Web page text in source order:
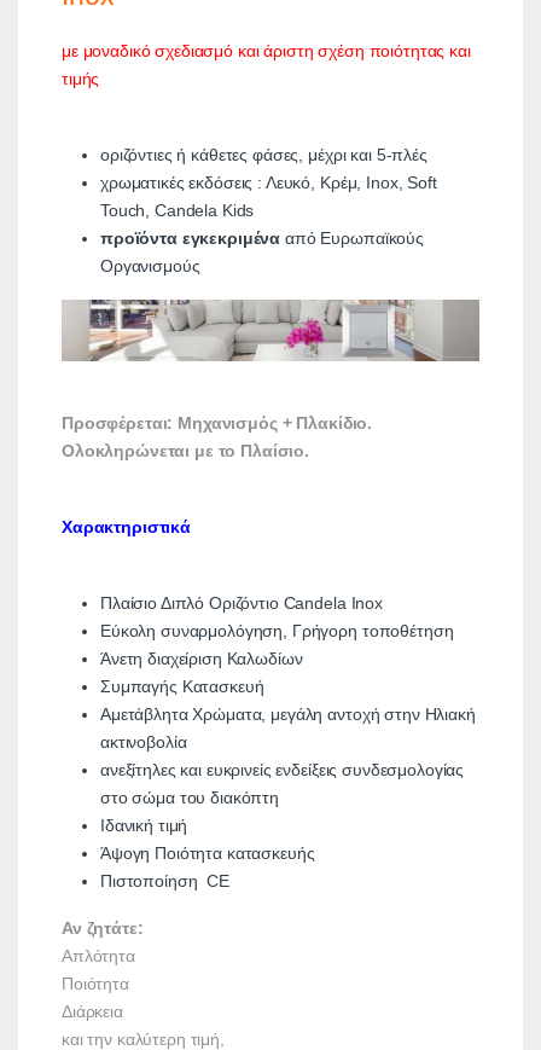
με μοναδικό σχεδιασμό και άριστη σχέση ποιότητας και
τιμής
οριζόντιες ή κάθετες φάσες, μέχρι και 5-πλές
χρωματικές εκδόσεις : Λευκό, Κρέμ, Inox, Soft
Touch, Candela Kids
προϊόντα εγκεκριμένα από Ευρωπαϊκούς
Οργανισμούς
Προσφέρεται: Μηχανισμός + Πλακίδιο.
Ολοκληρώνεται με το Πλαίσιο.
Χαρακτηριστικά
Πλαίσιο Διπλό Οριζόντιο Candela Inox
Εύκολη συναρμολόγηση, Γρήγορη τοποθέτηση
Άνετη διαχείριση Καλωδίων
Συμπαγής Κατασκευή
Αμετάβλητα Χρώματα, μεγάλη αντοχή στην Ηλιακή
ακτινοβολία
ανεξίτηλες και ευκρινείς ενδείξεις συνδεσμολογίας
στο σώμα του διακόπτη
Ιδανική τιμή
Άψογη Ποιότητα κατασκευής
Πιστοποίηση CE
Αν ζητάτε:
Απλότητα
Ποιότητα
Διάρκεια
και την καλύτερη τιμή,